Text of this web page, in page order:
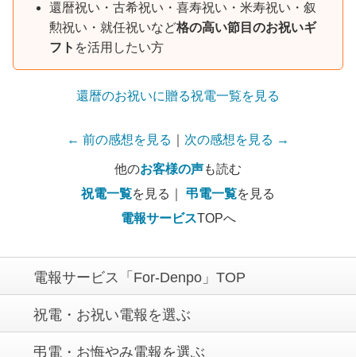
還暦祝い・古希祝い・喜寿祝い・米寿祝い・叙
勲祝い・就任祝いなど格の高い節目のお祝いギ
フト を活用したい方
還暦のお祝いに贈る祝電一覧を見る
← 前の感想を見る 次の感想を見る →
他のお客様の声も読む
祝電一覧を見る｜ 弔電一覧を見る
電報サービスTOPへ
電報サービス「For-Denpo」TOP
祝電・お祝い電報を選ぶ
弔電・お悔やみ電報を選ぶ